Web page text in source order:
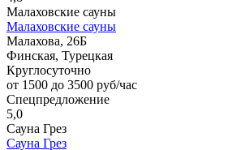
Малаховские сауны
Малаховские сауны
Малахова, 26Б
Финская, Турецкая
Круглосуточно
от 1500 до 3500 руб/час
Спецпредложение
5,0
Сауна Грез
Сауна Грез